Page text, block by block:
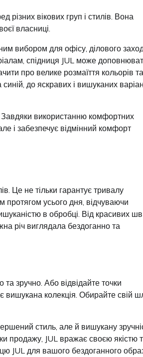
вікових груп і стилів. Вона
власниці.
вибором для офісу, ділового
спідниця JUL може
про велике розмаїття кольорів та
до яскравих і вишуканих
Завдяки використанню комфортних
і забезпечує відмінний комфорт
Це не тільки гарантує тривалу
протягом усього дня, відчуваючи
в обробці. Від красивих
річ виглядала бездоганно та
зручно. Або відвідайте точки
колекція. Обирайте свій
стиль, але й вишукану
продажу, JUL вражає своєю якістю
JUL для вашого бездоганного